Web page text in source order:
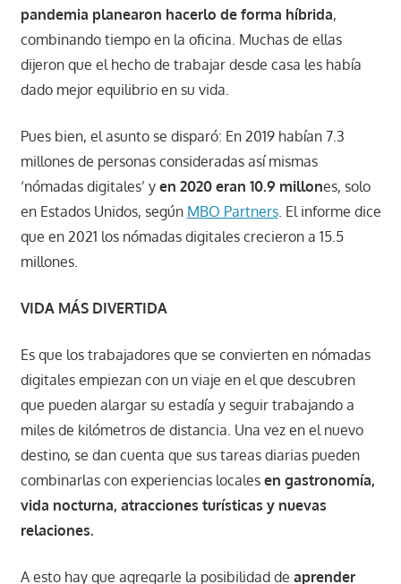
pandemia planearon hacerlo de forma híbrida,
combinando tiempo en la oficina. Muchas de ellas
dijeron que el hecho de trabajar desde casa les había
dado mejor equilibrio en su vida.
Pues bien, el asunto se disparó: En 2019 habían 7.3
millones de personas consideradas así mismas
‘nómadas digitales’ y en 2020 eran 10.9 millones, solo
en Estados Unidos, según MBO Partners. El informe dice
que en 2021 los nómadas digitales crecieron a 15.5
millones.
VIDA MÁS DIVERTIDA
Es que los trabajadores que se convierten en nómadas
digitales empiezan con un viaje en el que descubren
que pueden alargar su estadía y seguir trabajando a
miles de kilómetros de distancia. Una vez en el nuevo
destino, se dan cuenta que sus tareas diarias pueden
combinarlas con experiencias locales en gastronomía,
vida nocturna, atracciones turísticas y nuevas
relaciones.
A esto hay que agregarle la posibilidad de aprender